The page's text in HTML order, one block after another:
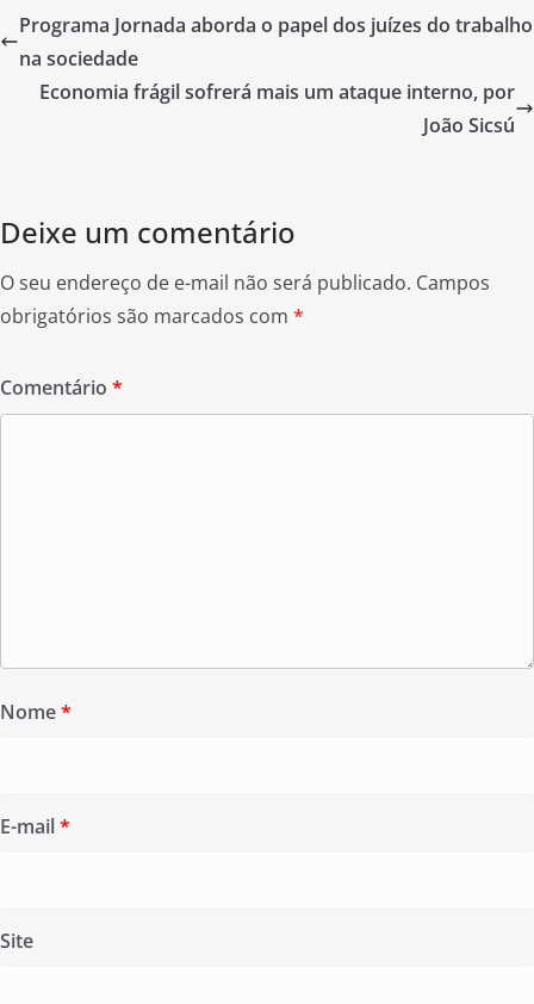
e
b
o
er e
Programa Jornada aborda o papel dos juízes do trabalho
na sociedade
Economia frágil sofrerá mais um ataque interno, por
João Sicsú
Deixe um comentário
O seu endereço de e-mail não será publicado. Campos
obrigatórios são marcados com *
Comentário *
Nome*
E-mail*
Site